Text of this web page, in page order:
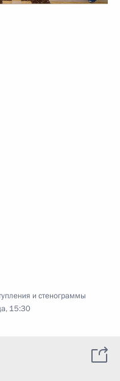
и стенограммы
15:30